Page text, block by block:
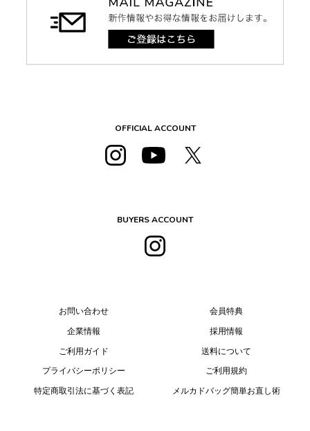
OFFICIAL ACCOUNT
BUYERS ACCOUNT
お問い合わせ
企業情報
ご利用ガイド
プライバシーポリシー
特定商取引法に基づく表記
会員特典
採用情報
送料について
ご利用規約
メルカドバッグ簡単お直し術